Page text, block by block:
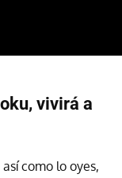
vivirá a
como lo oyes,